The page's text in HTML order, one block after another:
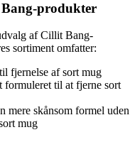
produkter
af Cillit Bang-
sortiment omfatter:
fjernelse af sort mug
formuleret til at fjerne sort
mere skånsom formel uden
mug